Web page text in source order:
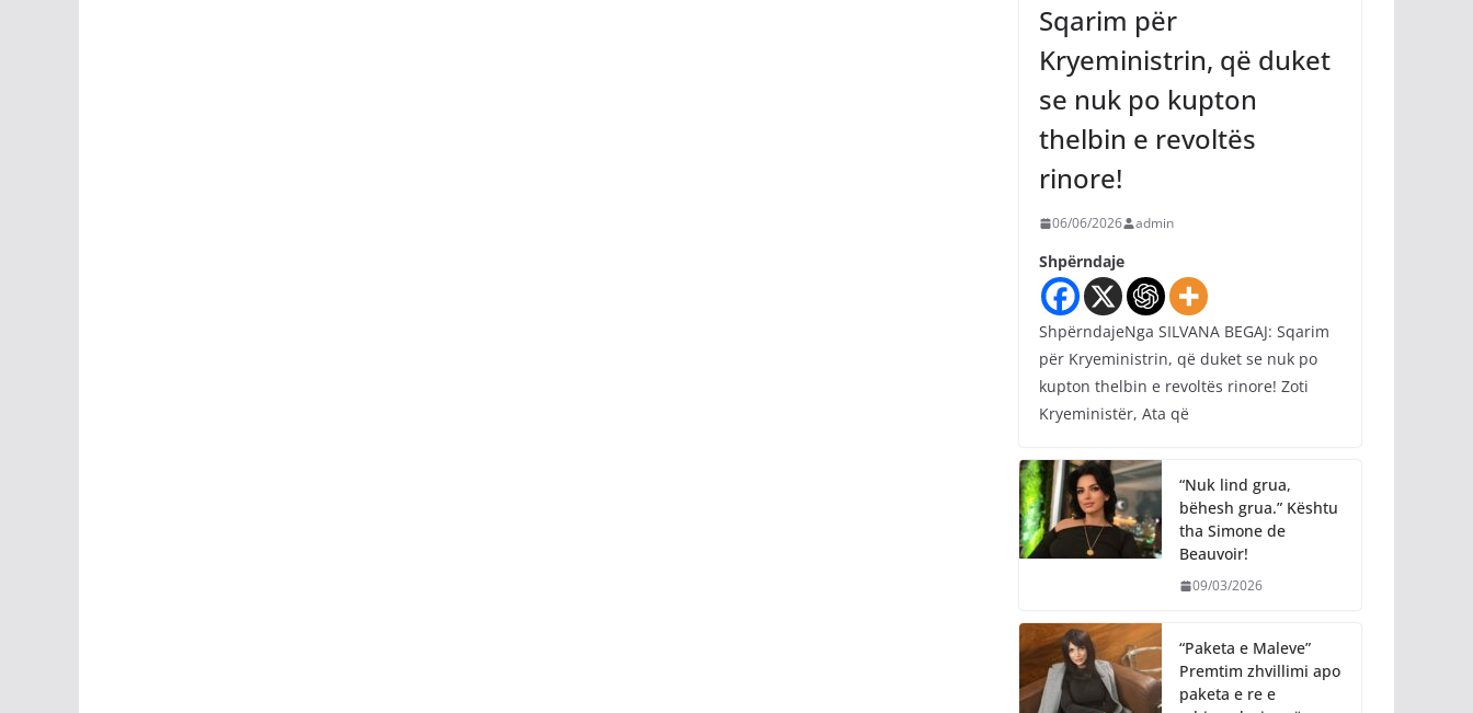
Sqarim për
Kryeministrin, që duket
se nuk po kupton
thelbin e revoltës
rinore!
06/06/2026 admin
Shpërndaje
ShpërndajeNga SILVANA BEGAJ: Sqarim
për Kryeministrin, që duket se nuk po
kupton thelbin e revoltës rinore! Zoti
Kryeministër, Ata që
“Nuk lind grua,
bëhesh grua.” Kështu
tha Simone de
Beauvoir!
09/03/2026
“Paketa e Maleve”
Premtim zhvillimi apo
paketa e re e